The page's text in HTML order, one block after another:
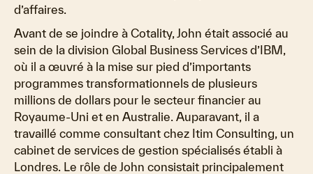
d’affaires.
Avant de se joindre à Cotality, John était associé au
sein de la division Global Business Services d’IBM,
où il a œuvré à la mise sur pied d’importants
programmes transformationnels de plusieurs
millions de dollars pour le secteur financier au
Royaume-Uni et en Australie. Auparavant, il a
travaillé comme consultant chez Itim Consulting, un
cabinet de services de gestion spécialisés établi à
Londres. Le rôle de John consistait principalement